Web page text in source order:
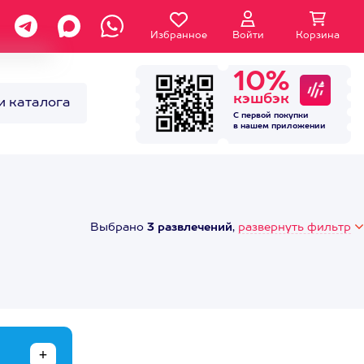
Избранное Войти Корзина
каталога
10%
кэшбэк
С первой покупки
в нашем приложении
Выбрано 3 развлечений, развернуть фильтр